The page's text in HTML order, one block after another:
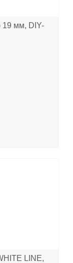
19 мм, DIY-
LINE,